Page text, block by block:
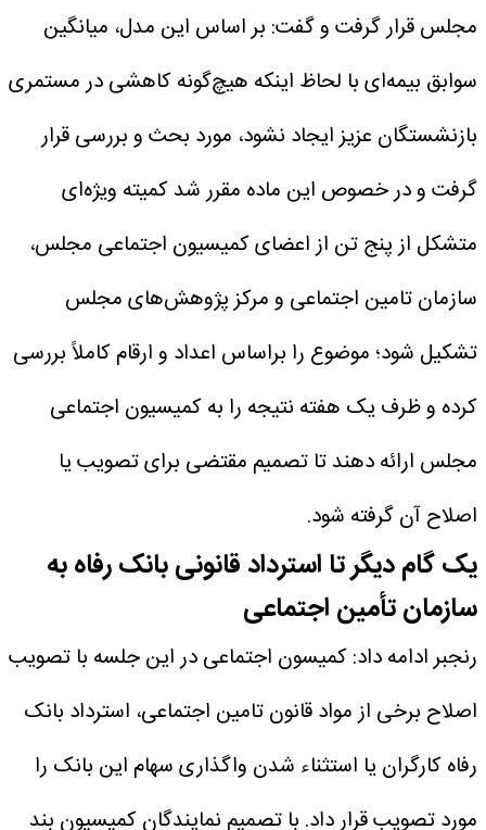
مجلس قرار گرفت و گفت: بر اساس این مدل، میانگین
سوابق بیمه‌ای با لحاظ اینکه هیچ‌گونه کاهشی در مستمری
بازنشستگان عزیز ایجاد نشود، مورد بحث و بررسی قرار
گرفت و در خصوص این ماده مقرر شد کمیته ویژه‌ای
متشکل از پنج تن از اعضای کمیسیون اجتماعی مجلس،
سازمان تامین اجتماعی و مرکز پژوهش‌های مجلس
تشکیل شود؛ موضوع را براساس اعداد و ارقام کاملاً بررسی
کرده و ظرف یک هفته نتیجه را به کمیسیون اجتماعی
مجلس ارائه دهند تا تصمیم مقتضی برای تصویب یا
اصلاح آن گرفته شود.
یک گام دیگر تا استرداد قانونی بانک رفاه به
سازمان تأمین اجتماعی
رنجبر ادامه داد: کمیسون اجتماعی در این جلسه با تصویب
اصلاح برخی از مواد قانون تامین اجتماعی، استرداد بانک
رفاه کارگران یا استثناء شدن واگذاری سهام این بانک را
مورد تصویب قرار داد. با تصمیم نمایندگان کمیسیون بند